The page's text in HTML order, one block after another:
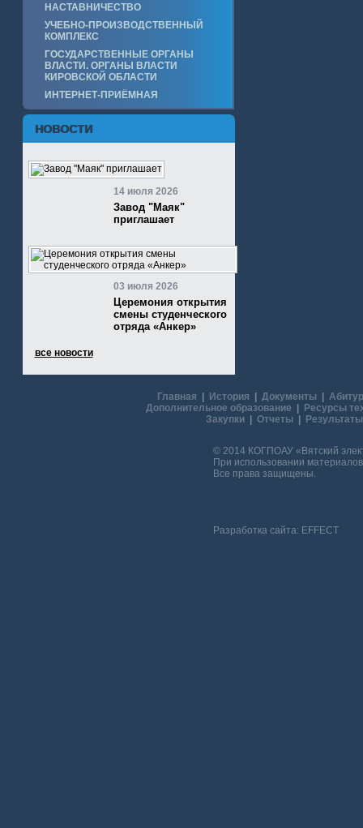
НАСТАВНИЧЕСТВО
УЧЕБНО-ПРОИЗВОДСТВЕННЫЙ
КОМПЛЕКС
ГОСУДАРСТВЕННЫЕ ОРГАНЫ
ВЛАСТИ. ОРГАНЫ ВЛАСТИ
КИРОВСКОЙ ОБЛАСТИ
ИНТЕРНЕТ-ПРИЁМНАЯ
НОВОСТИ
14 июля 2026
Завод "Маяк"
приглашает
03 июля 2026
Церемония открытия
смены студенческого
отряда «Анкер»
все новости
Главная История Документы|
Дополнительное образование
Ресурсы
Закупки| Отчеты|
© 2014 КОГПОАУ «Вятский
При использовании
Все права защищены.
Разработка сайта: EFFECT